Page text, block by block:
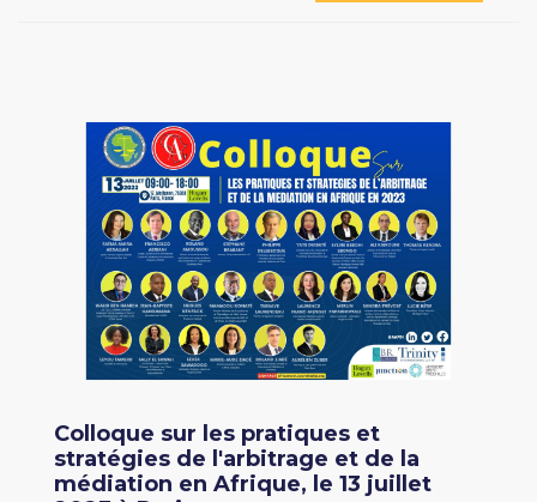
Colloque sur les pratiques et
stratégies de l'arbitrage et de la
médiation en Afrique, le 13 juillet